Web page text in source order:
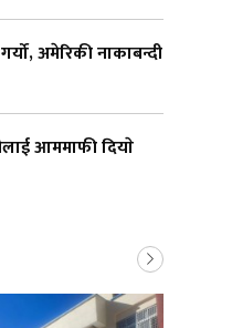
अमेरिकी नाकाबन्दी
आममाफी दियाे